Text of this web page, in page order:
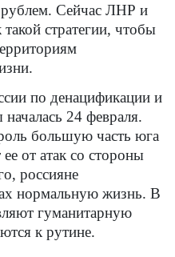
Сейчас ЛНР и
стратегии, чтобы
по денацификации и
24 февраля.
большую часть юга
от атак со стороны
россияне
нормальную жизнь. В
гуманитарную
к рутине.